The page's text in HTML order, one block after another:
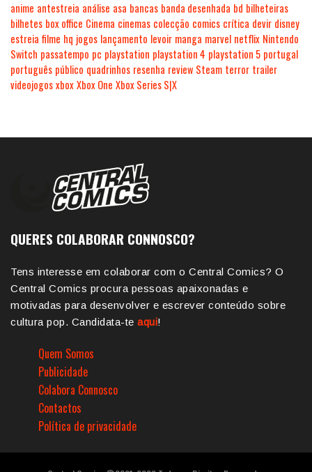
anime antestreia análise asa bancas banda desenhada bd bilheteiras
bilhetes box office Cinema cinemas colecção comics crítica devir disney
estreia filme hq jogos lançamento levoir manga marvel netflix Nintendo
Switch passatempo pc playstation playstation 4 playstation 5 portugal
português público quadrinhos resenha review Steam terror trailer
videojogosxboxXbox One Xbox Series S|X
QUERES COLABORAR CONNOSCO?
Tens interesse em colaborar com o Central Comics? O
Central Comics procura pessoas apaixonadas e
motivadas para desenvolver e escrever conteúdo sobre
cultura pop. Candidata-te aqui!
Quem Somos
Publicidade
Colabora Connosco
Contactos
Política de privacidade